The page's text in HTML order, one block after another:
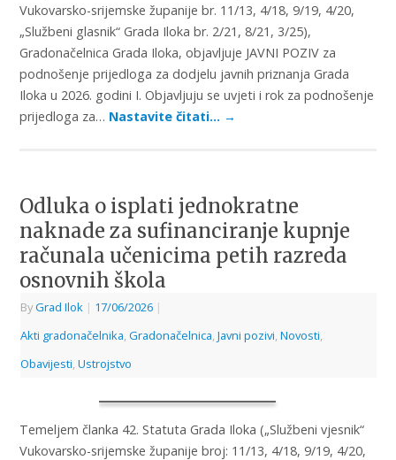
Vukovarsko-srijemske županije br. 11/13, 4/18, 9/19, 4/20,
„Službeni glasnik“ Grada Iloka br. 2/21, 8/21, 3/25),
Gradonačelnica Grada Iloka, objavljuje JAVNI POZIV za
podnošenje prijedloga za dodjelu javnih priznanja Grada
Iloka u 2026. godini I. Objavljuju se uvjeti i rok za podnošenje
prijedloga za… Nastavite čitati… →
Odluka o isplati jednokratne
naknade za sufinanciranje kupnje
računala učenicima petih razreda
osnovnih škola
ByGrad Ilok | 17/06/2026 |
Akti gradonačelnika, Gradonačelnica, Javni pozivi, Novosti,
Obavijesti, Ustrojstvo
Temeljem članka 42. Statuta Grada Iloka („Službeni vjesnik“
Vukovarsko-srijemske županije broj: 11/13, 4/18, 9/19, 4/20,